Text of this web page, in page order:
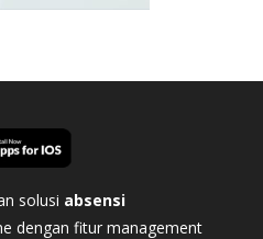
solusi absensi
dengan fitur management